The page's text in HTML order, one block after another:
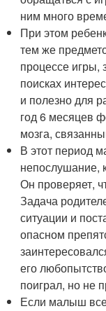
ним много
При этом
тем же
процессе игры,
поисках
и полезно для
год 6 месяцев
мозга,
В этот период
непослушание,
Он проверяет,
Задача
ситуации и
опасном
его
поиграл, но не
Если малыш все